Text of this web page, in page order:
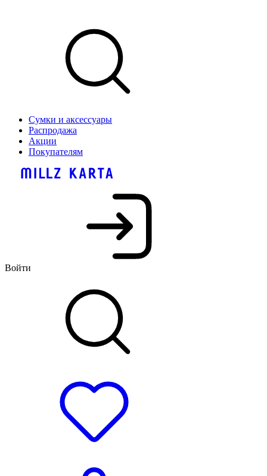
Сумки и аксессуары
Распродажа
Акции
Покупателям
Войти